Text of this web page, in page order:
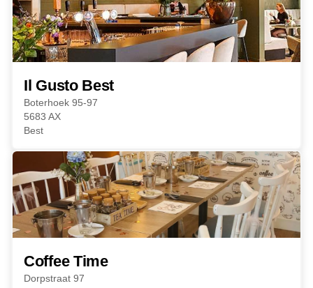
Il Gusto Best
Boterhoek 95-97
5683 AX
Best
Coffee Time
Dorpstraat 97